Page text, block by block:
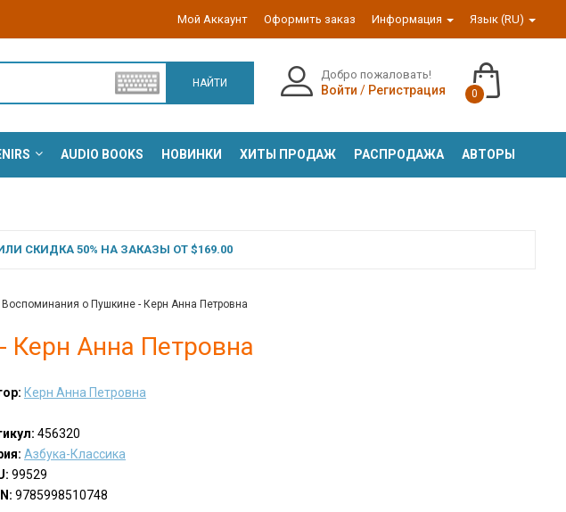
Мой Аккаунт Оформить заказ Информация Язык (RU)
НАЙТИ
Добро пожаловать!
Войти / Регистрация 0
AUDIO BOOKS НОВИНКИ ХИТЫ ПРОДАЖ РАСПРОДАЖА АВТОРЫ
СКИДКА 50% НА ЗАКАЗЫ ОТ $169.00
Воспоминания о Пушкине - Керн Анна Петровна
Керн Анна Петровна
Керн Анна Петровна
456320
Азбука-Классика
99529
9785998510748